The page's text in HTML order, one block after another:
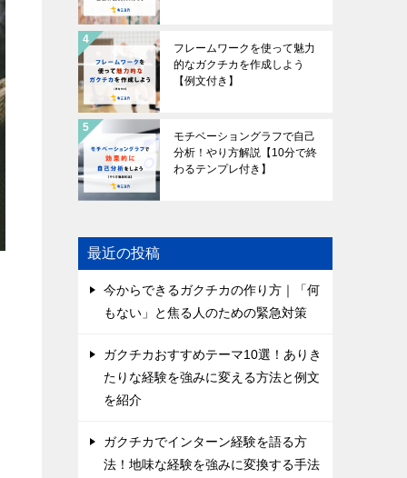
フレームワークを使って魅力
的なガクチカを作成しよう
【例文付き】
モチベーショングラフで自己
分析！やり方解説【10分で終
わるテンプレ付き】
最近の投稿
今からできるガクチカの作り方｜「何
もない」と焦る人のための緊急対策
ガクチカおすすめテーマ10選！ありき
たりな経験を強みに変える方法と例文
を紹介
ガクチカでインターン経験を語る方
法！地味な経験を強みに変換する手法